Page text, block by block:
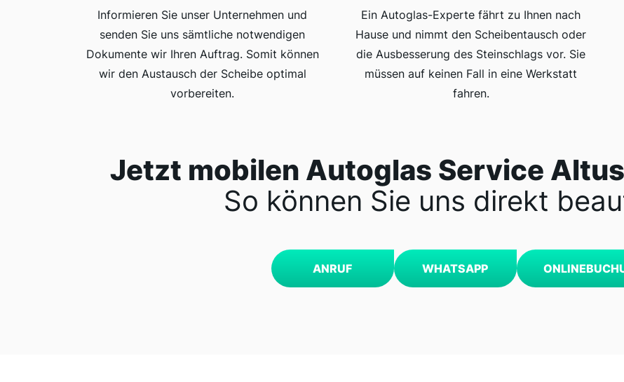
Informieren Sie unser Unternehmen und
senden Sie uns sämtliche notwendigen
Dokumente wir Ihren Auftrag. Somit können
wir den Austausch der Scheibe optimal
vorbereiten.
Ein Autoglas-Experte fährt zu Ihnen nach
Hause und nimmt den Scheibentausch oder
die Ausbesserung des Steinschlags vor. Sie
müssen auf keinen Fall in eine Werkstatt
fahren.
Jetzt mobilen Autoglas Service
So können Sie uns direkt
ANRUF WHATSAPP